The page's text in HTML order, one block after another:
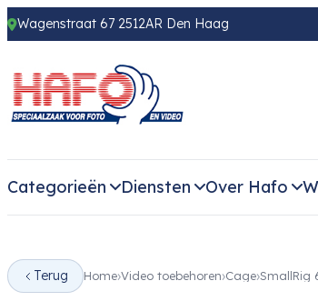
Wagenstraat 67 2512AR Den Haag
Categorieën Diensten Over Hafo
Terug Home Video toebehoren Cage SmallRig